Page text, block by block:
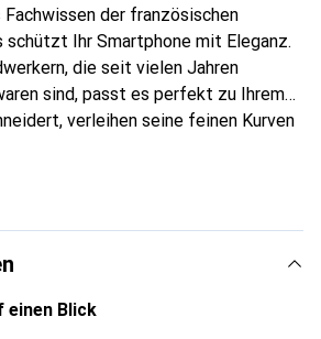
der französischen
schützt Ihr Smartphone mit Eleganz.
die seit vielen Jahren
sind, passt es perfekt zu Ihrem
verleihen seine feinen Kurven
Ihres Smartphones.
sichere Wahl für eine
einen Blick